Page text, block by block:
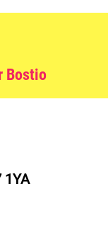
Bostio
1YA